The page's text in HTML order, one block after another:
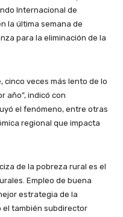
Internacional de
la última semana de
para la eliminación de la
cinco veces más lento de lo
año”, indicó con
el fenómeno, entre otras
regional que impacta
de la pobreza rural es el
Empleo de buena
estrategia de la
el también subdirector